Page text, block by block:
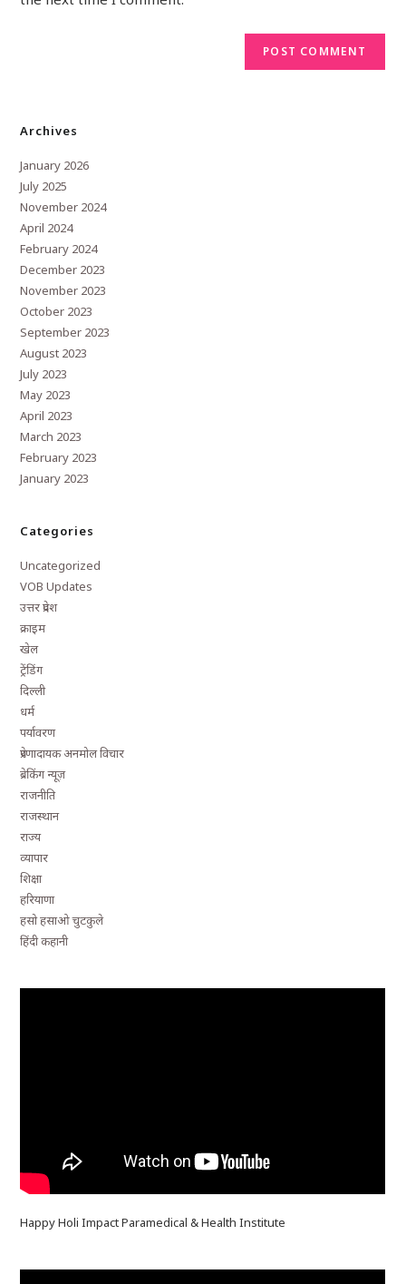
Archives
January 2026
July 2025
November 2024
April 2024
February 2024
December 2023
November 2023
October 2023
September 2023
August 2023
July 2023
May 2023
April 2023
March 2023
February 2023
January 2023
Categories
Uncategorized
VOB Updates
उत्तर प्रदेश
क्राइम
खेल
ट्रेंडिंग
दिल्ली
धर्म
पर्यावरण
प्रेरणादायक अनमोल विचार
ब्रेकिंग न्यूज़
राजनीति
राजस्थान
राज्य
व्यापार
शिक्षा
हरियाणा
हसो हसाओ चुटकुले
हिंदी कहानी
Happy Holi Impact Paramedical & Health Institute